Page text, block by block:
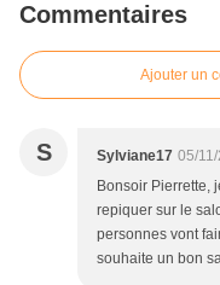
Commentaires
Ajouter un
S Sylviane17 05/
Bonsoir Pierrette,
repiquer sur le
personnes vont
souhaite un bon